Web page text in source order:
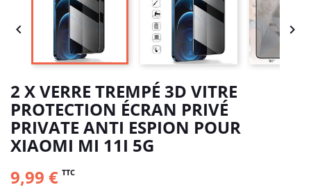
 
2 X VERRE TREMPÉ 3D VITRE
PROTECTION ÉCRAN PRIVÉ
PRIVATE ANTI ESPION POUR
XIAOMI MI 11I 5G
9,99 € TTC